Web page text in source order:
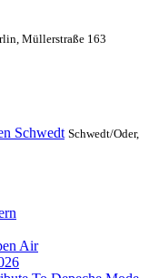
​Müllerstraße 163
Schwedt Schwedt/Oder,
Air